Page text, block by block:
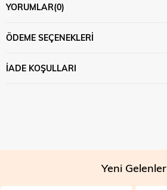
YORUMLAR(0)
ÖDEME SEÇENEKLERI
İADE KOŞULLARI
Yeni Gelenler